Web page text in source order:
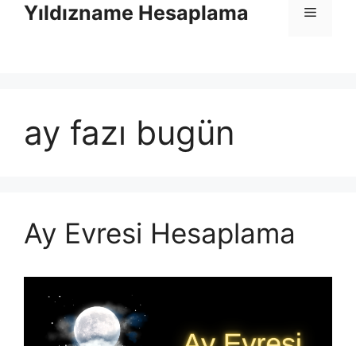
Yıldızname Hesaplama Menü
ay fazı bugün
Ay Evresi Hesaplama